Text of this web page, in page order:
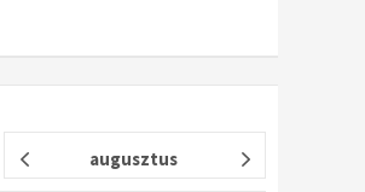
augusztus